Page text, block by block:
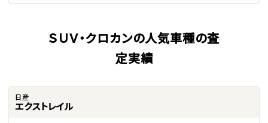
ＳＵＶ・クロカンの人気車種の査
定実績
日産
エクストレイル